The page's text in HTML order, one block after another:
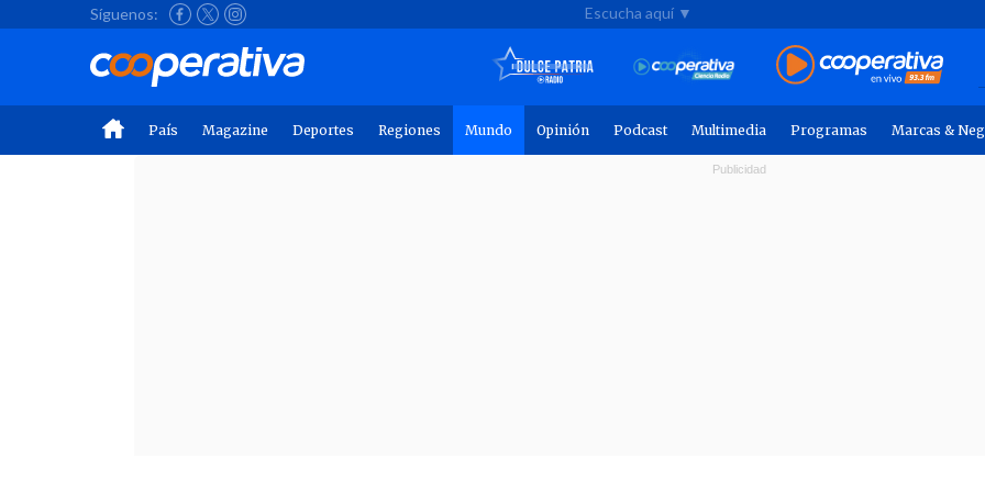
Síguenos: Escucha aquí ▼
País Magazine Deportes Regiones Mundo Opinión Podcast Multimedia Programas Marcas &